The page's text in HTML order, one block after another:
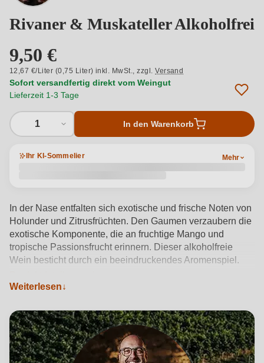
Rivaner & Muskateller Alkoholfrei
9,50 €
12,67 €/Liter (0,75 Liter) inkl. MwSt.,zzgl.Versand
Sofort versandfertig direkt vom Weingut
Lieferzeit 1-3 Tage
1 In den Warenkorb
Ihr KI-Sommelier Mehr
In der Nase entfalten sich exotische und frische Noten von
Holunder und Zitrusfrüchten. Den Gaumen verzaubern die
exotische Komponente, die an fruchtige Mango und
tropische Passionsfrucht erinnern. Dieser alkoholfreie
Wein besticht durch ein beeindruckendes Aromenspiel.
Weiterlesen